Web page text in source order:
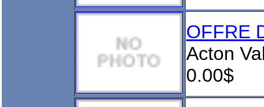
OFFRE
Acton
0.00$